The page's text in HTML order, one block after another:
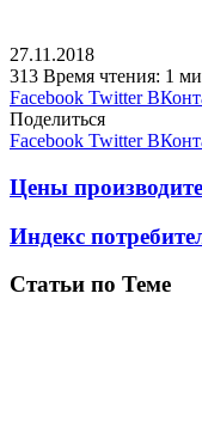
27.11.2018
313 Время чтения: 1
Facebook Twitter
Поделиться
Facebook Twitter
Цены
Индекс
Статьи по Теме